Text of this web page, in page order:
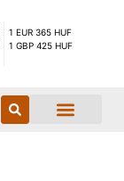
1 EUR 365 HUF
1 GBP 425 HUF